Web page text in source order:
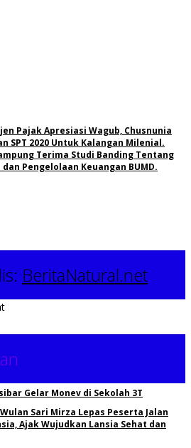
Pajak Apresiasi Wagub, Chusnunia
SPT 2020 Untuk Kalangan Milenial.
Terima Studi Banding Tentang
Pengelolaan Keuangan BUMD.
BeritaNatural.net
Gelar Monev di Sekolah 3T
Sari Mirza Lepas Peserta Jalan
Ajak Wujudkan Lansia Sehat dan